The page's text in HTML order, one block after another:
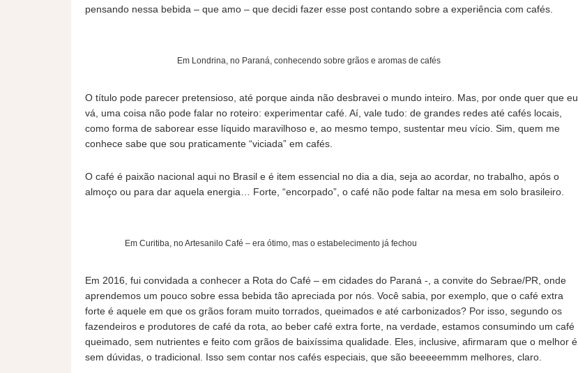
pensando nessa bebida – que amo – que decidi fazer esse post contando sobre a experiência com cafés.
Em Londrina, no Paraná, conhecendo sobre grãos e aromas de cafés
O título pode parecer pretensioso, até porque ainda não desbravei o mundo inteiro. Mas, por onde quer que eu
vá, uma coisa não pode falar no roteiro: experimentar café. Aí, vale tudo: de grandes redes até cafés locais,
como forma de saborear esse líquido maravilhoso e, ao mesmo tempo, sustentar meu vício. Sim, quem me
conhece sabe que sou praticamente “viciada” em cafés.
O café é paixão nacional aqui no Brasil e é item essencial no dia a dia, seja ao acordar, no trabalho, após o
almoço ou para dar aquela energia… Forte, “encorpado”, o café não pode faltar na mesa em solo brasileiro.
Em Curitiba, no Artesanilo Café – era ótimo, mas o estabelecimento já fechou
Em 2016, fui convidada a conhecer a Rota do Café – em cidades do Paraná -, a convite do Sebrae/PR, onde
aprendemos um pouco sobre essa bebida tão apreciada por nós. Você sabia, por exemplo, que o café extra
forte é aquele em que os grãos foram muito torrados, queimados e até carbonizados? Por isso, segundo os
fazendeiros e produtores de café da rota, ao beber café extra forte, na verdade, estamos consumindo um café
queimado, sem nutrientes e feito com grãos de baixíssima qualidade. Eles, inclusive, afirmaram que o melhor é,
sem dúvidas, o tradicional. Isso sem contar nos cafés especiais, que são beeeeemmm melhores, claro.